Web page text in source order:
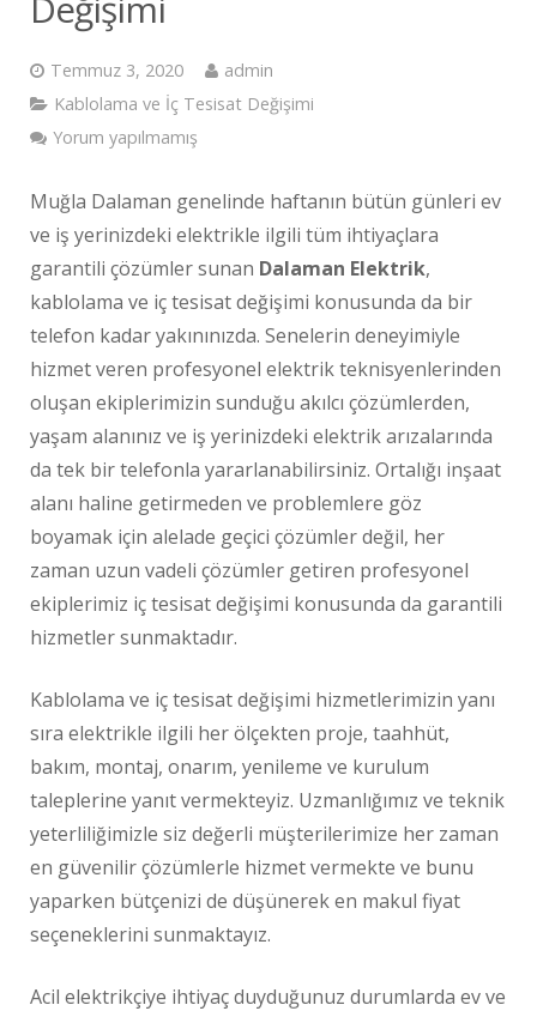
Temmuz 3, 2020
admin
Kablolama ve İç Tesisat Değişimi
Yorum yapılmamış
Muğla Dalaman genelinde haftanın bütün günleri ev
ve iş yerinizdeki elektrikle ilgili tüm ihtiyaçlara
garantili çözümler sunan Dalaman Elektrik,
kablolama ve iç tesisat değişimi konusunda da bir
telefon kadar yakınınızda. Senelerin deneyimiyle
hizmet veren profesyonel elektrik teknisyenlerinden
oluşan ekiplerimizin sunduğu akılcı çözümlerden,
yaşam alanınız ve iş yerinizdeki elektrik arızalarında
da tek bir telefonla yararlanabilirsiniz. Ortalığı inşaat
alanı haline getirmeden ve problemlere göz
boyamak için alelade geçici çözümler değil, her
zaman uzun vadeli çözümler getiren profesyonel
ekiplerimiz iç tesisat değişimi konusunda da garantili
hizmetler sunmaktadır.
Kablolama ve iç tesisat değişimi hizmetlerimizin yanı
sıra elektrikle ilgili her ölçekten proje, taahhüt,
bakım, montaj, onarım, yenileme ve kurulum
taleplerine yanıt vermekteyiz. Uzmanlığımız ve teknik
yeterliliğimizle siz değerli müşterilerimize her zaman
en güvenilir çözümlerle hizmet vermekte ve bunu
yaparken bütçenizi de düşünerek en makul fiyat
seçeneklerini sunmaktayız.
Acil elektrikçiye ihtiyaç duyduğunuz durumlarda ev ve